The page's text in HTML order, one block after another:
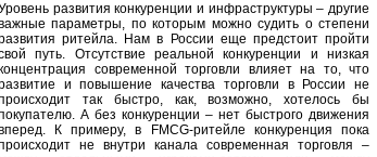
развития конкуренции и инфраструктуры – другие
параметры, по которым можно судить о степени
ритейла. Нам в России еще предстоит пройти
путь. Отсутствие реальной конкуренции и низкая
современной торговли влияет на то, что
и повышение качества торговли в России не
так быстро, как, возможно, хотелось бы
А без конкуренции – нет быстрого движения
К примеру, в FMCG-ритейле конкуренция пока
не внутри канала современная торговля –